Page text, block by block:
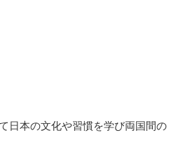
日本の文化や習慣を学び両国間の